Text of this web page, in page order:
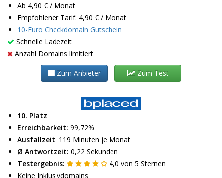
Ab 4,90 € / Monat
Empfohlener Tarif: 4,90 € / Monat
10-Euro Checkdomain Gutschein
Schnelle Ladezeit
Anzahl Domains limitiert
Zum Anbieter Zum Test
10. Platz
Erreichbarkeit: 99,72%
Ausfallzeit: 119 Minuten je Monat
Ø Antwortzeit: 0,22 Sekunden
Testergebnis:
4,0 von 5 Sternen
Keine Inklusivdomains